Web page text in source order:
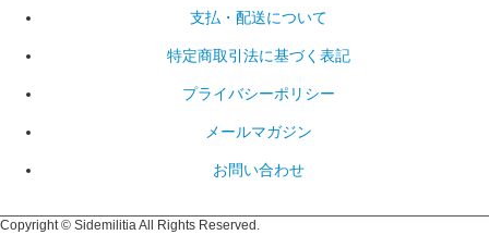
支払・配送について
特定商取引法に基づく表記
プライバシーポリシー
メールマガジン
お問い合わせ
Copyright © Sidemilitia All Rights Reserved.